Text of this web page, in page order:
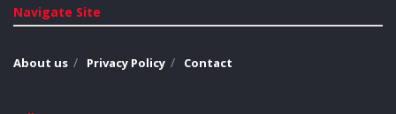
Navigate Site
About us Privacy Policy Contact